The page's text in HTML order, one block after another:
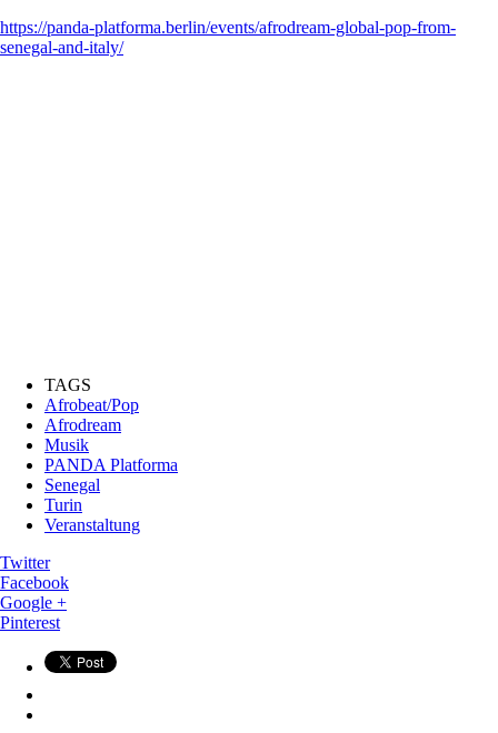
https://panda-platforma.berlin/events/afrodream-global-pop-from-
senegal-and-italy/
TAGS
Afrobeat/Pop
Afrodream
Musik
PANDA Platforma
Senegal
Turin
Veranstaltung
Twitter
Facebook
Google +
Pinterest